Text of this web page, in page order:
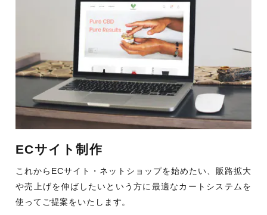
ECサイト制作
これからECサイト・ネットショップを始めたい、販路拡大
や売上げを伸ばしたいという方に最適なカートシステムを
使ってご提案をいたします。